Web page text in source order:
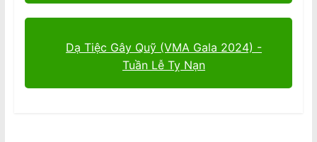
Dạ Tiệc Gây Quỹ (VMA Gala 2024) -
Tuần Lễ Tỵ Nạn